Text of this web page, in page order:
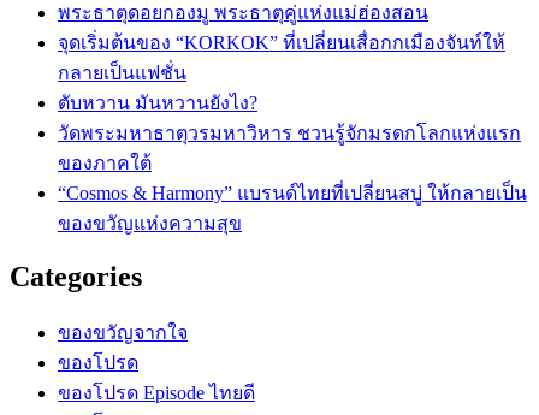
พระธาตุดอยกองมู พระธาตุคู่แห่งแม่ฮ่องสอน
จุดเริ่มต้นของ “KORKOK” ที่เปลี่ยนเสื่อกกเมืองจันท์ให้
กลายเป็นแฟชั่น
ตับหวาน มันหวานยังไง?
วัดพระมหาธาตุวรมหาวิหาร ชวนรู้จักมรดกโลกแห่งแรก
ของภาคใต้
“Cosmos & Harmony” แบรนด์ไทยที่เปลี่ยนสบู่ ให้กลายเป็น
ของขวัญแห่งความสุข
Categories
ของขวัญจากใจ
ของโปรด
ของโปรด Episode ไทยดี